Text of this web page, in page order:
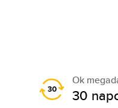
Ok
30